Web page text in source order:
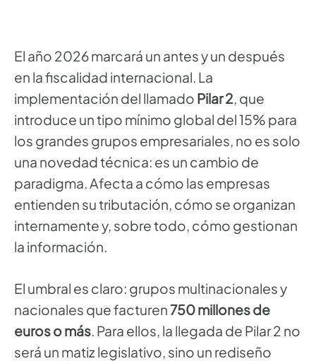
El año 2026 marcará un antes y un después
en la fiscalidad internacional. La
implementación del llamado Pilar 2, que
introduce un tipo mínimo global del 15% para
los grandes grupos empresariales, no es solo
una novedad técnica: es un cambio de
paradigma. Afecta a cómo las empresas
entienden su tributación, cómo se organizan
internamente y, sobre todo, cómo gestionan
la información.
El umbral es claro: grupos multinacionales y
nacionales que facturen750 millones de
euros o más. Para ellos, la llegada de Pilar 2 no
será un matiz legislativo, sino un rediseño